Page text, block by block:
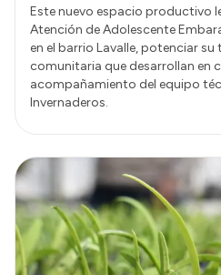
Este nuevo espacio productivo
Atención de Adolescente
en el barrio Lavalle, potenciar su
comunitaria que desarrollan en
acompañamiento del equipo
Invernaderos.